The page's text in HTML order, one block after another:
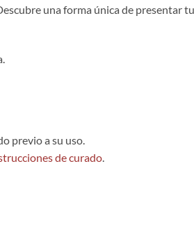
una forma única de presentar
previo a su uso.
de curado.